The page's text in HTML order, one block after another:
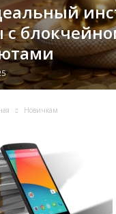
с
Новичкам